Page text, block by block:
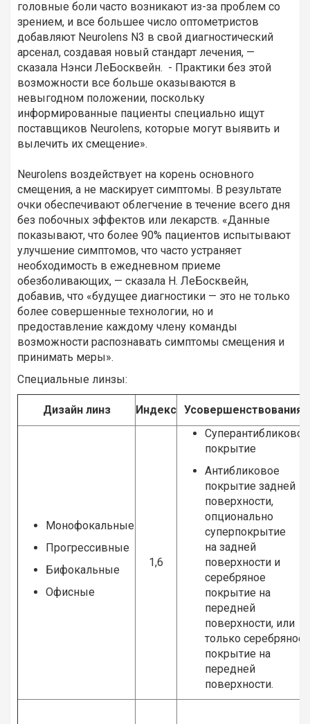
головные боли часто возникают из-за проблем со
зрением, и все большее число оптометристов
добавляют Neurolens N3 в свой диагностический
арсенал, создавая новый стандарт лечения, —
сказала Нэнси ЛеБосквейн. - Практики без этой
возможности все больше оказываются в
невыгодном положении, поскольку
информированные пациенты специально ищут
поставщиков Neurolens, которые могут выявить и
вылечить их смещение».
Neurolens воздействует на корень основного
смещения, а не маскирует симптомы. В результате
очки обеспечивают облегчение в течение всего дня
без побочных эффектов или лекарств. «Данные
показывают, что более 90% пациентов испытывают
улучшение симптомов, что часто устраняет
необходимость в ежедневном приеме
обезболивающих, — сказала Н. ЛеБосквейн,
добавив, что «будущее диагностики — это не только
более совершенные технологии, но и
предоставление каждому члену команды
возможности распознавать симптомы смещения и
принимать меры».
Специальные линзы:
Дизайн линз Индекс Усовершенствования
Монофокальные
Прогрессивные
Бифокальные
Офисные
1,6
Суперантибликовое
покрытие
Антибликовое
покрытие задней
поверхности,
опционально
суперпокрытие
на задней
поверхности и
серебряное
покрытие на
передней
поверхности, или
только серебряное
покрытие на
передней
поверхности.